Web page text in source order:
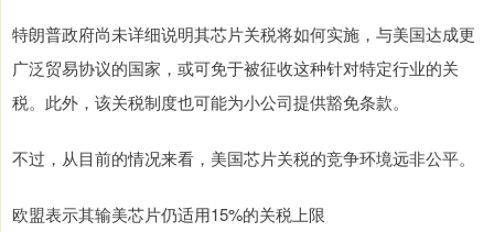
特朗普政府尚未详细说明其芯片关税将如何实施，与美国达成更
广泛贸易协议的国家，或可免于被征收这种针对特定行业的关
税。此外，该关税制度也可能为小公司提供豁免条款。
不过，从目前的情况来看，美国芯片关税的竞争环境远非公平。
欧盟表示其输美芯片仍适用15%的关税上限